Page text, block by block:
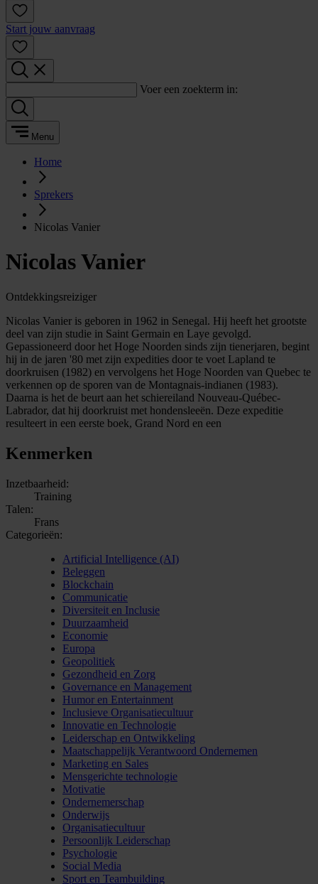
Start jouw aanvraag
Voer een zoekterm in:
Menu
Home
Sprekers
Nicolas Vanier
Nicolas Vanier
Ontdekkingsreiziger
Nicolas Vanier is geboren in 1962 in Senegal. Hij heeft het grootste
deel van zijn studie in Saint Germain en Laye gevolgd.
Gepassioneerd door het Hoge Noorden sinds zijn tienerjaren, begint
hij in de jaren '80 met zijn expedities door te voet Lapland te
doorkruisen (1982) en vervolgens het Hoge Noorden van Quebec te
verkennen op de sporen van de Montagnais-indianen (1983).
Daarna is het de beurt aan het schiereiland Nouveau-Québec-
Labrador, dat hij doorkruist met hondensleeën. Deze expeditie
resulteert in een eerste boek, Grand Nord en een
Kenmerken
Inzetbaarheid:
Training
Talen:
Frans
Categorieën:
Artificial Intelligence (AI)
Beleggen
Blockchain
Communicatie
Diversiteit en Inclusie
Duurzaamheid
Economie
Europa
Geopolitiek
Gezondheid en Zorg
Governance en Management
Humor en Entertainment
Inclusieve Organisatiecultuur
Innovatie en Technologie
Leiderschap en Ontwikkeling
Maatschappelijk Verantwoord Ondernemen
Marketing en Sales
Mensgerichte technologie
Motivatie
Ondernemerschap
Onderwijs
Organisatiecultuur
Persoonlijk Leiderschap
Psychologie
Social Media
Sport en Teambuilding